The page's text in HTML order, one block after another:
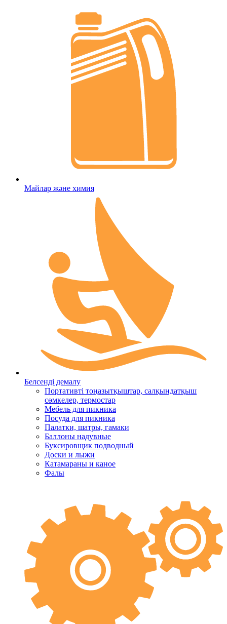
Майлар және химия
Белсенді демалу
Портативті тоңазытқыштар, салқындатқыш
сөмкелер, термостар
Мебель для пикника
Посуда для пикника
Палатки, шатры, гамаки
Баллоны надувные
Буксировщик подводный
Доски и лыжи
Катамараны и каное
Фалы